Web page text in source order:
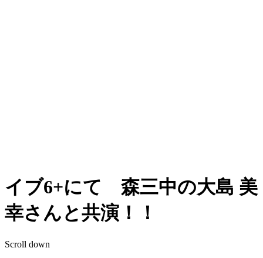
イブ6+にて 森三中の大島 美
幸さんと共演！！
Scroll down